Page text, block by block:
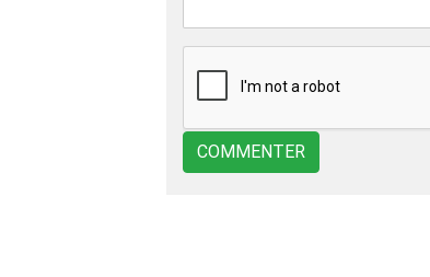
COMMENTER